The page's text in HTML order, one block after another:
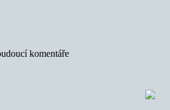
komentáře